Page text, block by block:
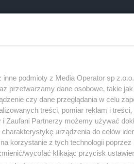
i zatrzymany przez kryminalnych
podmioty z Media Operator sp
przetwarzamy dane osobowe, takie
czy dane przeglądania w celu
treści, pomiar reklam i treści,
Zaufani Partnerzy możemy używać
urządzenia do celów
korzystanie z tych technologii poprzez
wycofać klikając przycisk